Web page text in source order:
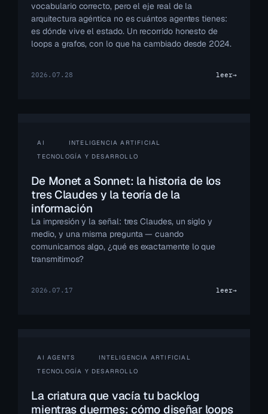
vocabulario correcto, pero el eje real de la
arquitectura agéntica no es cuántos agentes tienes:
es dónde vive el estado. Un recorrido honesto de
loops a grafos, con lo que ha cambiado desde 2024.
2026.07.28 leer→
AI
INTELIGENCIA ARTIFICIAL
TECNOLOGÍA Y DESARROLLO
De Monet a Sonnet: la historia de los
tres Claudes y la teoría de la
información
La impresión y la señal: tres Claudes, un siglo y
medio, y una misma pregunta — cuando
comunicamos algo, ¿qué es exactamente lo que
transmitimos?
2026.07.17 leer→
AI AGENTS
INTELIGENCIA ARTIFICIAL
TECNOLOGÍA Y DESARROLLO
La criatura que vacía tu backlog
mientras duermes: cómo diseñar loops